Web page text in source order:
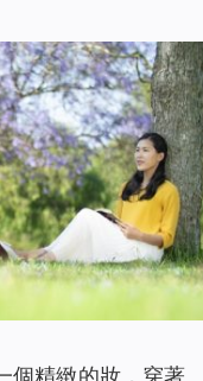
個精緻的妝，穿著